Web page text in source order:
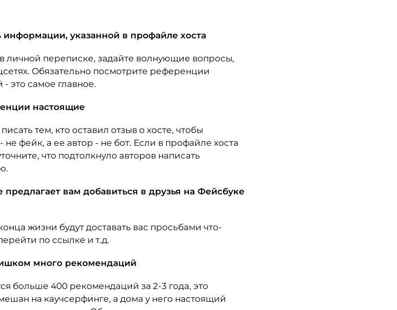
информации, указанной в профайле хоста
личной переписке, задайте волнующие вопросы,
Обязательно посмотрите референции
это самое главное.
настоящие
тем, кто оставил отзыв о хосте, чтобы
фейк, а ее автор - не бот. Если в профайле хоста
что подтолкнуло авторов написать
предлагает вам добавиться в друзья на Фейсбуке
жизни будут доставать вас просьбами что-
по ссылке и т.д.
много рекомендаций
больше 400 рекомендаций за 2-3 года, это
на каучсерфинге, а дома у него настоящий